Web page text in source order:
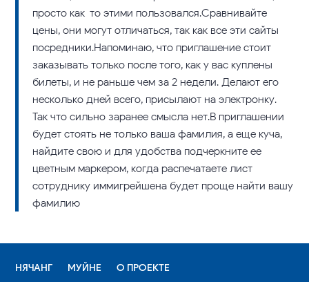
просто как-то этими пользовался.Сравнивайте
цены, они могут отличаться, так как все эти сайты –
посредники.Напоминаю, что приглашение стоит
заказывать только после того, как у вас куплены
билеты, и не раньше чем за 2 недели. Делают его
несколько дней всего, присылают на электронку.
Так что сильно заранее смысла нет.В приглашении
будет стоять не только ваша фамилия, а еще куча,
найдите свою и для удобства подчеркните ее
цветным маркером, когда распечатаете лист –
сотруднику иммигрейшена будет проще найти вашу
фамилию
НЯЧАНГ МУЙНЕ О ПРОЕКТЕ